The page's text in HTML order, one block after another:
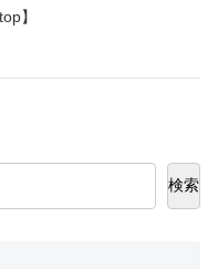
】
検索